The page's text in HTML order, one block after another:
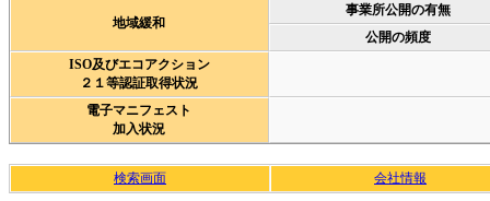
地域緩和
事業所公開の有無
公開の頻度
ISO及びエコアクション
２１等認証取得状況
電子マニフェスト
加入状況
検索画面 会社情報